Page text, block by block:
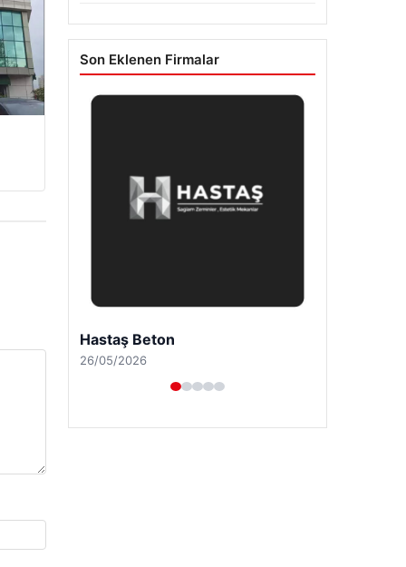
Son Eklenen Firmalar
Enes Kaplan Avukatlık Bürosu
28/04/2026